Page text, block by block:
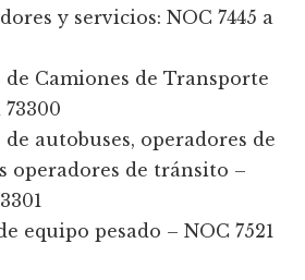
y servicios: NOC 7445 a
Camiones de Transporte
73300
autobuses, operadores de
operadores de tránsito –
equipo pesado – NOC 7521